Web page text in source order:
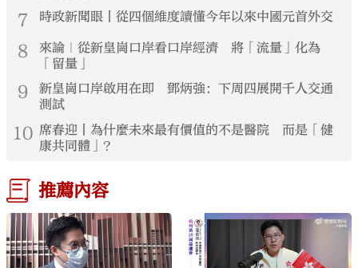
7 時政新聞眼丨從四個維度讀懂今年以來中國元首外交
8
來論｜從新皇崗口岸看口岸經濟 將「流量」化為
「留量」
9
新皇崗口岸啟用在即 鄧炳強：下周四展開千人交通
測試
10 席春迎丨為什麼未來最有價值的不是醫院 而是「健
康共同體」？
推薦內容